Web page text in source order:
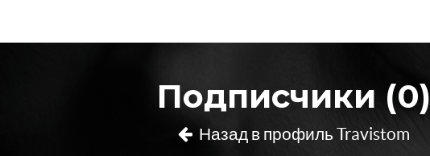
Подписчики (0)
Назад в профиль Travistom